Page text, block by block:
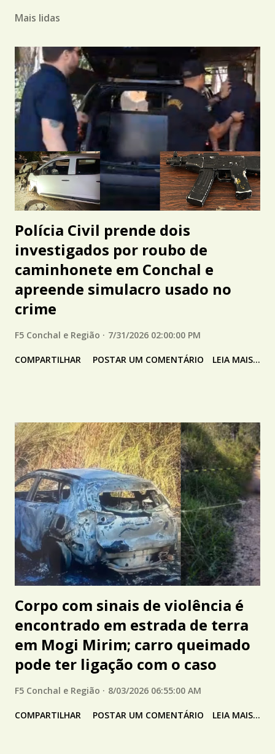
Mais lidas
Polícia Civil prende dois
investigados por roubo de
caminhonete em Conchal e
apreende simulacro usado no
crime
F5 Conchal e Região 7/31/2026 02:00:00 PM
COMPARTILHAR POSTAR UM COMENTÁRIO LEIA MAIS...
Corpo com sinais de violência é
encontrado em estrada de terra
em Mogi Mirim; carro queimado
pode ter ligação com o caso
F5 Conchal e Região 8/03/2026 06:55:00 AM
COMPARTILHAR POSTAR UM COMENTÁRIO LEIA MAIS...